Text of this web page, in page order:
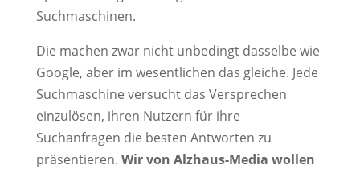
Suchmaschinen.
Die machen zwar nicht unbedingt dasselbe wie
Google, aber im wesentlichen das gleiche. Jede
Suchmaschine versucht das Versprechen
einzulösen, ihren Nutzern für ihre
Suchanfragen die besten Antworten zu
präsentieren. Wir von Alzhaus-Media wollen